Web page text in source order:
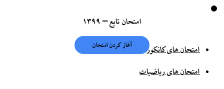
امتحان تابع – ۱۳۹۹
امتحان های کانکور
امتحان های ریاضیات